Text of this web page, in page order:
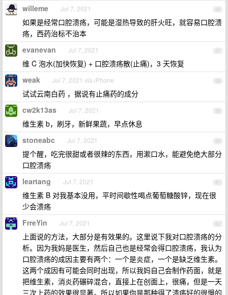
56
willeme Jul 7, 2021
如果是经常口腔溃疡，可能是湿热导致的肝火旺，就容易口腔溃
疡，西药治标不治本
57
evanevan Jul 7, 2021
维 C 泡水(加快恢复) + 口腔溃疡散(止痛)，3 天恢复
58
weak Jul 7, 2021 via iPhone
试试云南白药 ，据说有止痛药的成分
59
cw2k13as Jul 7, 2021
维生素 b，刷牙，新鲜果蔬，早点休息
60
stoneabc Jul 7, 2021
提个醒，吃完很甜或者很辣的东西，用漱口水，能避免绝大部分
口腔溃疡
61
leartang Jul 7, 2021
维生素 B 对我基本没用，平时间歇性喝点葡萄糖酸锌，现在很
少会溃疡
62
FrreYin Jul 7, 2021
上面说的方法，大部分是有效果的。这里说下我对口腔溃疡的分
析。因为我妈是医生，然后自己也是经常会得口腔溃疡，我认为
口腔溃疡的成因主要有两个：一个是炎症，一个是缺乏维生素。
这两个成因有可能会同时出现，所以我妈自己会制作药面，就是
把维生素，消炎药碾碎混合，直接上在创面上，很痛，但是一天
三次上药的效果很显著。所以如果你是那种得了溃疡好的很慢的